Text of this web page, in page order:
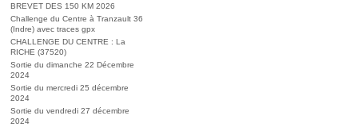
BREVET DES 150 KM 2026
Challenge du Centre à Tranzault 36
(Indre) avec traces gpx
CHALLENGE DU CENTRE : La
RICHE (37520)
Sortie du dimanche 22 Décembre
2024
Sortie du mercredi 25 décembre
2024
Sortie du vendredi 27 décembre
2024